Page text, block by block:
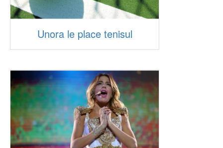
Unora le place tenisul